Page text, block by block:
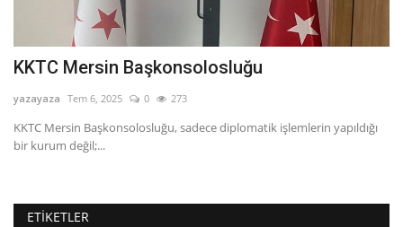
işlemlerin yapıldığı
KKTC Veteriner Dairesi
yazayaza Tem 9, 2025
KKTC Veteriner Dairesi, sadece hayvanların değil,
ETIKETLER